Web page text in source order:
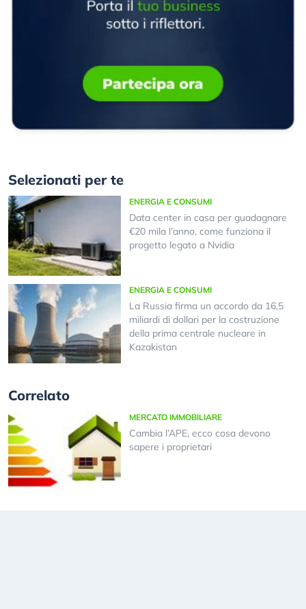
Selezionati per te
ENERGIA E CONSUMI
Data center in casa per guadagnare
€20 mila l’anno, come funziona il
progetto legato a Nvidia
ENERGIA E CONSUMI
La Russia firma un accordo da 16,5
miliardi di dollari per la costruzione
della prima centrale nucleare in
Kazakistan
Correlato
MERCATO IMMOBILIARE
Cambia l’APE, ecco cosa devono
sapere i proprietari